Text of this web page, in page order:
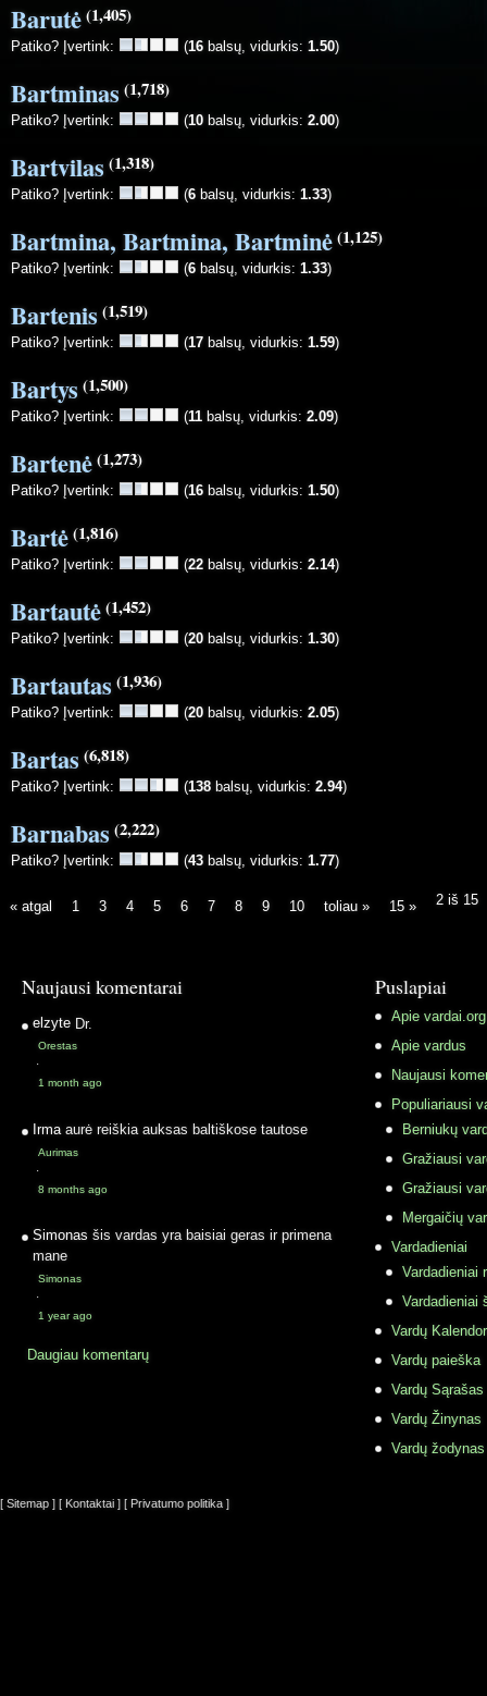
Barutė(1,405)
Patiko? Įvertink: (16 balsų, vidurkis: 1.50)
Bartminas(1,718)
Patiko? Įvertink: (10 balsų, vidurkis: 2.00)
Bartvilas(1,318)
Patiko? Įvertink: (6 balsų, vidurkis: 1.33)
Bartmina, Bartmina, Bartminė(1,125)
Patiko? Įvertink: (6 balsų, vidurkis: 1.33)
Bartenis(1,519)
Patiko? Įvertink: (17 balsų, vidurkis: 1.59)
Bartys(1,500)
Patiko? Įvertink: (11 balsų, vidurkis: 2.09)
Bartenė(1,273)
Patiko? Įvertink: (16 balsų, vidurkis: 1.50)
Bartė(1,816)
Patiko? Įvertink: (22 balsų, vidurkis: 2.14)
Bartautė(1,452)
Patiko? Įvertink: (20 balsų, vidurkis: 1.30)
Bartautas(1,936)
Patiko? Įvertink: (20 balsų, vidurkis: 2.05)
Bartas(6,818)
Patiko? Įvertink: (138 balsų, vidurkis: 2.94)
Barnabas(2,222)
Patiko? Įvertink: (43 balsų, vidurkis: 1.77)
2 iš 15
« atgal 1 3 4 5 6 7 8 9 10 toliau » 15 »
Naujausi komentarai
elzyte Dr.
Orestas
·
1 month ago
Irma aurė reiškia auksas baltiškose tautose
Aurimas
·
8 months ago
Simonas šis vardas yra baisiai geras ir primena
mane
Simonas
·
1 year ago
Daugiau komentarų
Puslapiai
Apie vardai.org
Apie vardus
Naujausi
Populiariausi
Berniukų
Gražiausi
Gražiausi
Mergaičių
Vardadieniai
Vardadieniai
Vardadieniai
Vardų
Vardų paieška
Vardų Sąrašas
Vardų Žinynas
Vardų
[ Sitemap ] [ Kontaktai ] [ Privatumo politika ]